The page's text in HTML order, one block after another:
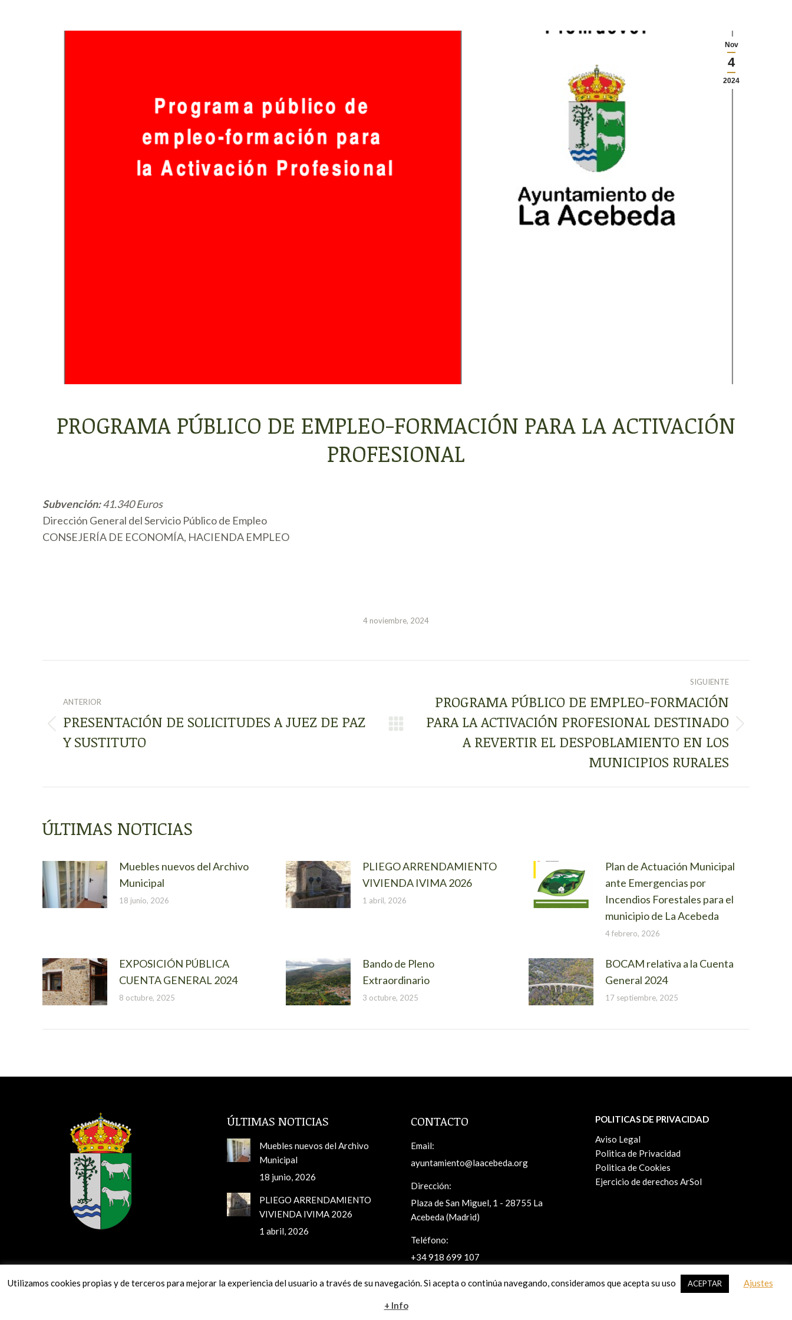
Nov
4
2024
PROGRAMA PÚBLICO DE EMPLEO-FORMACIÓN PARA LA ACTIVACIÓN
PROFESIONAL
Subvención:41.340 Euros
Dirección General del Servicio Público de Empleo
CONSEJERÍA DE ECONOMÍA, HACIENDA EMPLEO
4 noviembre, 2024
ENTRE
PUBLICACIONES
ANTERIOR
Publicación
anterior:
PRESENTACIÓN DE SOLICITUDES A JUEZ DE PAZ
Y SUSTITUTO
SIGUIENTE
Publicación
siguiente:
PROGRAMA PÚBLICO DE EMPLEO-FORMACIÓN
PARA LA ACTIVACIÓN PROFESIONAL DESTINADO
A REVERTIR EL DESPOBLAMIENTO EN LOS
MUNICIPIOS RURALES
ÚLTIMAS NOTICIAS
Muebles nuevos del Archivo
Municipal
18 junio, 2026
PLIEGO ARRENDAMIENTO
VIVIENDA IVIMA 2026
1 abril, 2026
Plan de Actuación Municipal
ante Emergencias por
Incendios Forestales para el
municipio de La Acebeda
4 febrero, 2026
EXPOSICIÓN PÚBLICA
CUENTA GENERAL 2024
8 octubre, 2025
Bando de Pleno
Extraordinario
3 octubre, 2025
BOCAM relativa a la Cuenta
General 2024
17 septiembre, 2025
ÚLTIMAS NOTICIAS
Muebles nuevos del Archivo
Municipal
18 junio, 2026
PLIEGO ARRENDAMIENTO
VIVIENDA IVIMA 2026
1 abril, 2026
CONTACTO
Email:
ayuntamiento@laacebeda.org
Dirección:
Plaza de San Miguel, 1 - 28755 La
Acebeda (Madrid)
Teléfono:
+34 918 699 107
POLITICAS DE PRIVACIDAD
Aviso Legal
Politica de Privacidad
Politica de Cookies
Ejercicio de derechos ArSol
© 2026. Todos los derechos reservados.
Utilizamos cookies propias y de terceros para mejorar la experiencia del usuario a través de su navegación. Si acepta o continúa navegando, consideramos que acepta su uso ACEPTAR Ajustes
+ Info